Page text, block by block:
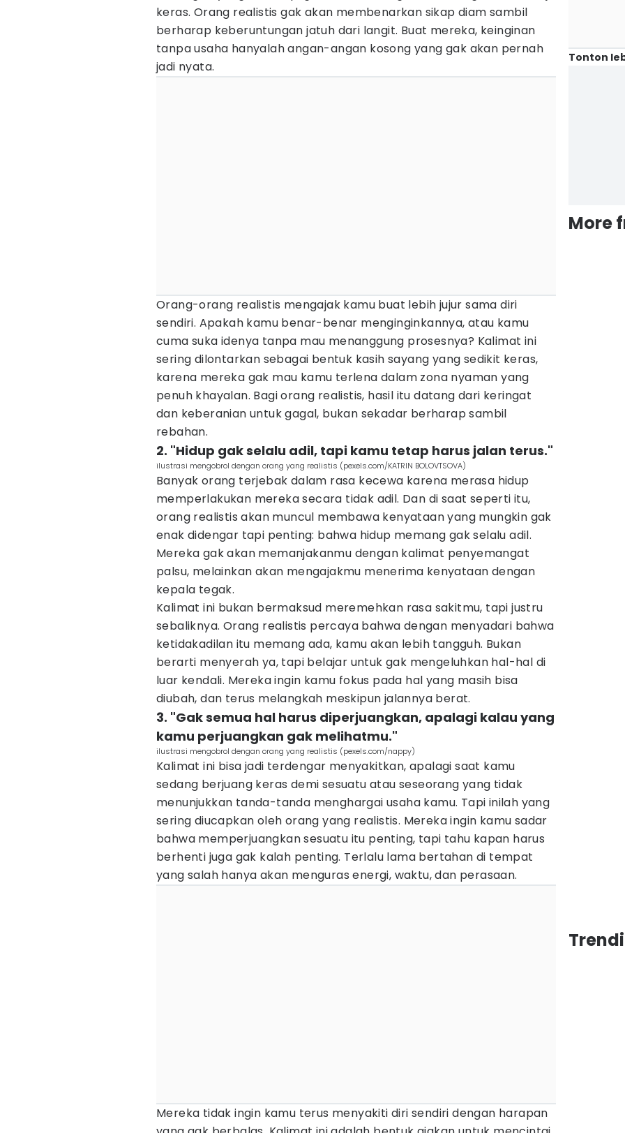
keras. Orang realistis gak akan membenarkan sikap diam sambil
berharap keberuntungan jatuh dari langit. Buat mereka, keinginan
tanpa usaha hanyalah angan-angan kosong yang gak akan pernah
jadi nyata.
Orang-orang realistis mengajak kamu buat lebih jujur sama diri
sendiri. Apakah kamu benar-benar menginginkannya, atau kamu
cuma suka idenya tanpa mau menanggung prosesnya? Kalimat ini
sering dilontarkan sebagai bentuk kasih sayang yang sedikit keras,
karena mereka gak mau kamu terlena dalam zona nyaman yang
penuh khayalan. Bagi orang realistis, hasil itu datang dari keringat
dan keberanian untuk gagal, bukan sekadar berharap sambil
rebahan.
2. "Hidup gak selalu adil, tapi kamu tetap harus jalan terus."
ilustrasi mengobrol dengan orang yang realistis (pexels.com/KATRIN BOLOVTSOVA)
Banyak orang terjebak dalam rasa kecewa karena merasa hidup
memperlakukan mereka secara tidak adil. Dan di saat seperti itu,
orang realistis akan muncul membawa kenyataan yang mungkin gak
enak didengar tapi penting: bahwa hidup memang gak selalu adil.
Mereka gak akan memanjakanmu dengan kalimat penyemangat
palsu, melainkan akan mengajakmu menerima kenyataan dengan
kepala tegak.
Kalimat ini bukan bermaksud meremehkan rasa sakitmu, tapi justru
sebaliknya. Orang realistis percaya bahwa dengan menyadari bahwa
ketidakadilan itu memang ada, kamu akan lebih tangguh. Bukan
berarti menyerah ya, tapi belajar untuk gak mengeluhkan hal-hal di
luar kendali. Mereka ingin kamu fokus pada hal yang masih bisa
diubah, dan terus melangkah meskipun jalannya berat.
3. "Gak semua hal harus diperjuangkan, apalagi kalau yang
kamu perjuangkan gak melihatmu."
ilustrasi mengobrol dengan orang yang realistis (pexels.com/nappy)
Kalimat ini bisa jadi terdengar menyakitkan, apalagi saat kamu
sedang berjuang keras demi sesuatu atau seseorang yang tidak
menunjukkan tanda-tanda menghargai usaha kamu. Tapi inilah yang
sering diucapkan oleh orang yang realistis. Mereka ingin kamu sadar
bahwa memperjuangkan sesuatu itu penting, tapi tahu kapan harus
berhenti juga gak kalah penting. Terlalu lama bertahan di tempat
yang salah hanya akan menguras energi, waktu, dan perasaan.
Mereka tidak ingin kamu terus menyakiti diri sendiri dengan harapan
Tonton
More